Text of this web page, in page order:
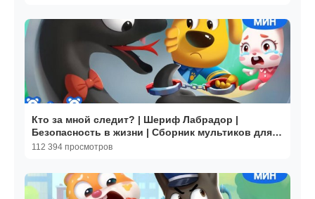
Кто за мной следит? | Шериф Лабрадор |
Безопасность в жизни | Сборник мультиков для
детей |.BabyBus
112 394 просмотров